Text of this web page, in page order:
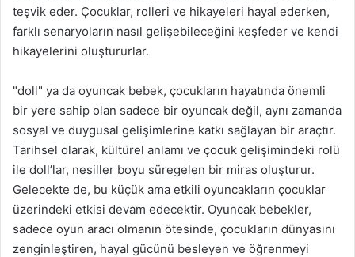
teşvik eder. Çocuklar, rolleri ve hikayeleri hayal ederken,
farklı senaryoların nasıl gelişebileceğini keşfeder ve kendi
hikayelerini oluştururlar.
"doll" ya da oyuncak bebek, çocukların hayatında önemli
bir yere sahip olan sadece bir oyuncak değil, aynı zamanda
sosyal ve duygusal gelişimlerine katkı sağlayan bir araçtır.
Tarihsel olarak, kültürel anlamı ve çocuk gelişimindeki rolü
ile doll’lar, nesiller boyu süregelen bir miras oluşturur.
Gelecekte de, bu küçük ama etkili oyuncakların çocuklar
üzerindeki etkisi devam edecektir. Oyuncak bebekler,
sadece oyun aracı olmanın ötesinde, çocukların dünyasını
zenginleştiren, hayal gücünü besleyen ve öğrenmeyi